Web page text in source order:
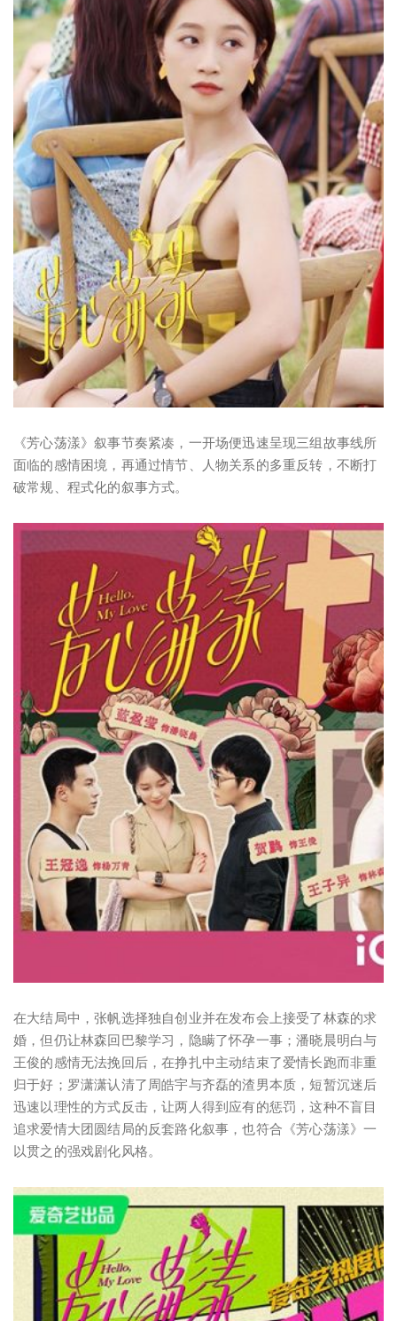
《芳心荡漾》叙事节奏紧凑，一开场便迅速呈现三组故事线所
面临的感情困境，再通过情节、人物关系的多重反转，不断打
破常规、程式化的叙事方式。
在大结局中，张帆选择独自创业并在发布会上接受了林森的求
婚，但仍让林森回巴黎学习，隐瞒了怀孕一事；潘晓晨明白与
王俊的感情无法挽回后，在挣扎中主动结束了爱情长跑而非重
归于好；罗潇潇认清了周皓宇与齐磊的渣男本质，短暂沉迷后
迅速以理性的方式反击，让两人得到应有的惩罚，这种不盲目
追求爱情大团圆结局的反套路化叙事，也符合《芳心荡漾》一
以贯之的强戏剧化风格。